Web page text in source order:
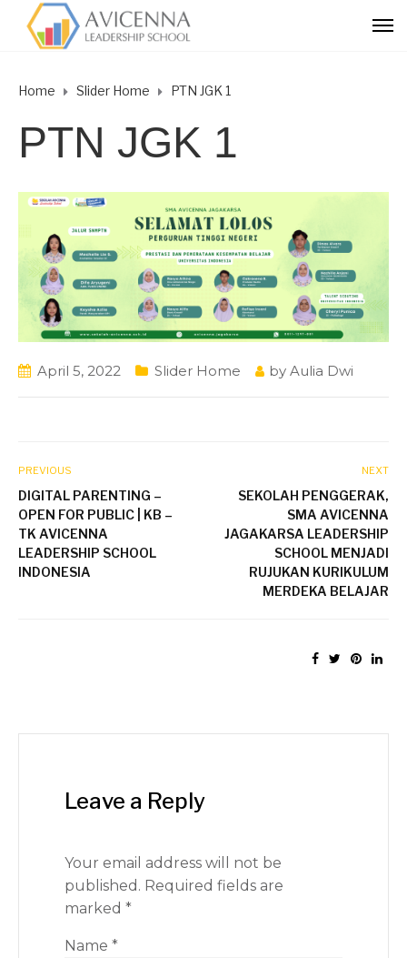
Home Slider Home PTN JGK 1
PTN JGK 1
April 5, 2022 Slider Home by Aulia Dwi
PREVIOUS
DIGITAL PARENTING –
OPEN FOR PUBLIC | KB –
TK AVICENNA
LEADERSHIP SCHOOL
INDONESIA
NEXT
SEKOLAH PENGGERAK,
SMA AVICENNA
JAGAKARSA LEADERSHIP
SCHOOL MENJADI
RUJUKAN KURIKULUM
MERDEKA BELAJAR
Leave a Reply
Your email address will not be
published. Required fields are
marked *
Name *